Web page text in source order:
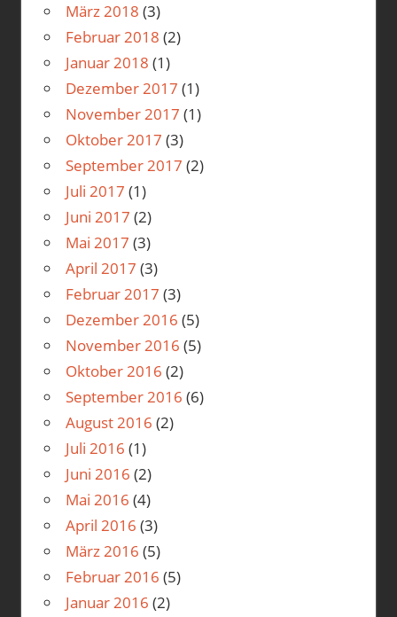
März 2018 (3)
Februar 2018 (2)
Januar 2018 (1)
Dezember 2017 (1)
November 2017 (1)
Oktober 2017 (3)
September 2017 (2)
Juli 2017 (1)
Juni 2017 (2)
Mai 2017 (3)
April 2017 (3)
Februar 2017 (3)
Dezember 2016 (5)
November 2016 (5)
Oktober 2016 (2)
September 2016 (6)
August 2016 (2)
Juli 2016 (1)
Juni 2016 (2)
Mai 2016 (4)
April 2016 (3)
März 2016 (5)
Februar 2016 (5)
Januar 2016 (2)